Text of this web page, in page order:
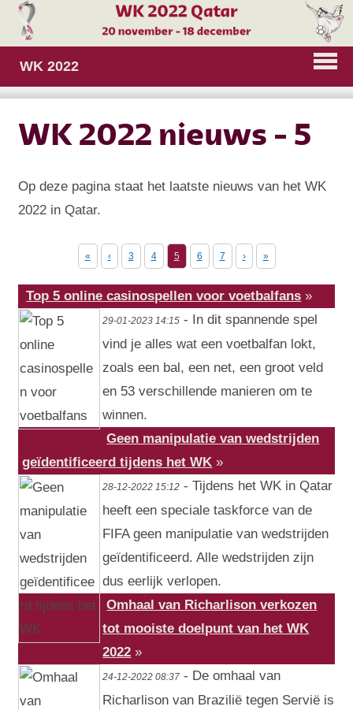
WK 2022
WK 2022 nieuws - 5
Op deze pagina staat het laatste nieuws van het WK
2022 in Qatar.
« ‹ 3 4 5 6 7 › »
Top 5 online casinospellen voor voetbalfans »
29-01-2023 14:15 - In dit spannende spel
vind je alles wat een voetbalfan lokt,
zoals een bal, een net, een groot veld
en 53 verschillende manieren om te
winnen.
Geen manipulatie van wedstrijden
geïdentificeerd tijdens het WK »
28-12-2022 15:12 - Tijdens het WK in Qatar
heeft een speciale taskforce van de
FIFA geen manipulatie van wedstrijden
geïdentificeerd. Alle wedstrijden zijn
dus eerlijk verlopen.
Omhaal van Richarlison verkozen
tot mooiste doelpunt van het WK
2022 »
24-12-2022 08:37 - De omhaal van
Richarlison van Brazilië tegen Servië is